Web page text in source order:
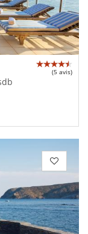
(5 avis)